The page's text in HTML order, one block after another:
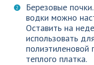
Березовые
водки можно
Оставить на
использовать
полиэтиленовой
теплого платка.